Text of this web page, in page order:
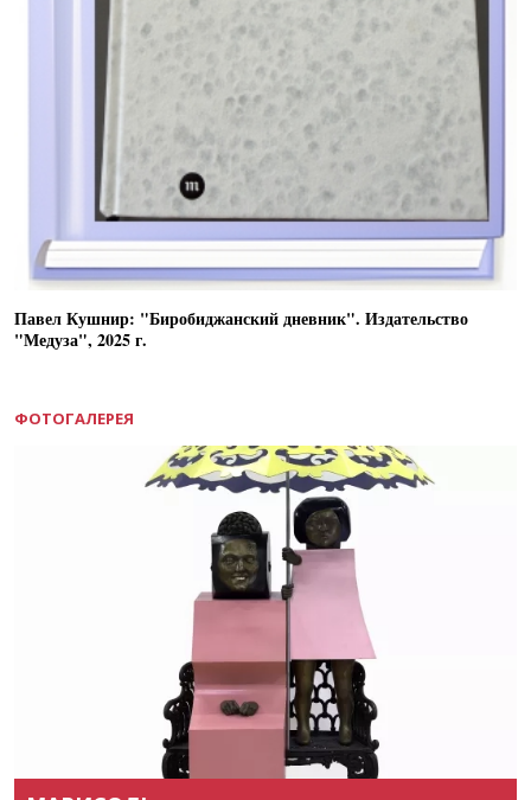
Павел Кушнир: "Биробиджанский дневник". Издательство
"Медуза", 2025 г.
ФОТОГАЛЕРЕЯ